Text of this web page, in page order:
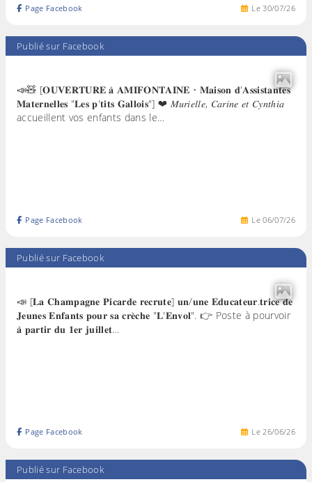
Le30/07/26
Page Facebook
Publié sur Facebook
📣🧸 [𝐎𝐔𝐕𝐄𝐑𝐓𝐔𝐑𝐄 𝐚̀ 𝐀𝐌𝐈𝐅𝐎𝐍𝐓𝐀𝐈𝐍𝐄 • 𝐌𝐚𝐢𝐬𝐨𝐧 𝐝'𝐀𝐬𝐬𝐢𝐬𝐭𝐚𝐧𝐭𝐞𝐬
𝐌𝐚𝐭𝐞𝐫𝐧𝐞𝐥𝐥𝐞𝐬 "𝐋𝐞𝐬 𝐩'𝐭𝐢𝐭𝐬 𝐆𝐚𝐥𝐥𝐨𝐢𝐬"] ❤ 𝑀𝑢𝑟𝑖𝑒𝑙𝑙𝑒, 𝐶𝑎𝑟𝑖𝑛𝑒 𝑒𝑡 𝐶𝑦𝑛𝑡ℎ𝑖𝑎
accueillent vos enfants dans le…
Le06/07/26
Page Facebook
Publié sur Facebook
📣 [𝐋𝐚 𝐂𝐡𝐚𝐦𝐩𝐚𝐠𝐧𝐞 𝐏𝐢𝐜𝐚𝐫𝐝𝐞 𝐫𝐞𝐜𝐫𝐮𝐭𝐞] 𝐮𝐧/𝐮𝐧𝐞 𝐄𝐝𝐮𝐜𝐚𝐭𝐞𝐮𝐫.𝐭𝐫𝐢𝐜𝐞 𝐝𝐞
𝐉𝐞𝐮𝐧𝐞𝐬 𝐄𝐧𝐟𝐚𝐧𝐭𝐬 𝐩𝐨𝐮𝐫 𝐬𝐚 𝐜𝐫𝐞̀𝐜𝐡𝐞 "𝐋'𝐄𝐧𝐯𝐨𝐥". 👉 Poste à pourvoir
𝐚̀ 𝐩𝐚𝐫𝐭𝐢𝐫 𝐝𝐮 𝟏𝐞𝐫 𝐣𝐮𝐢𝐥𝐥𝐞𝐭…
Le26/06/26
Page Facebook
Publié sur Facebook